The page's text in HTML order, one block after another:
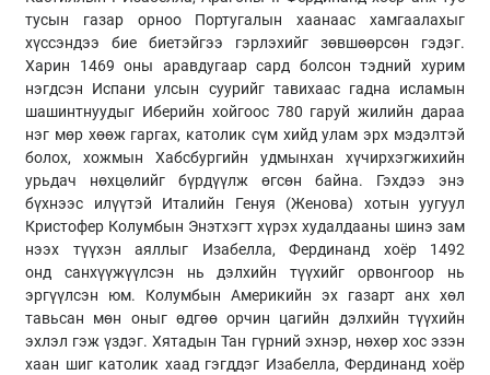
тусын газар орноо Португалын хаанаас хамгаалахыг
хүссэндээ бие биетэйгээ гэрлэхийг зөвшөөрсөн гэдэг.
Харин 1469 оны аравдугаар сард болсон тэдний хурим
нэгдсэн Испани улсын суурийг тавихаас гадна исламын
шашинтнуудыг Иберийн хойгоос 780 гаруй жилийн дараа
нэг мөр хөөж гаргах, католик сүм хийд улам эрх мэдэлтэй
болох, хожмын Хабсбургийн удмынхан хүчирхэгжихийн
урьдач нөхцөлийг бүрдүүлж өгсөн байна. Гэхдээ энэ
бүхнээс илүүтэй Италийн Генуя (Женова) хотын уугуул
Кристофер Колумбын Энэтхэгт хүрэх худалдааны шинэ зам
нээх түүхэн аяллыг Изабелла, Фердинанд хоёр 1492
онд санхүүжүүлсэн нь дэлхийн түүхийг орвонгоор нь
эргүүлсэн юм. Колумбын Америкийн эх газарт анх хөл
тавьсан мөн оныг өдгөө орчин цагийн дэлхийн түүхийн
эхлэл гэж үздэг. Хятадын Тан гүрний эхнэр, нөхөр хос эзэн
хаан шиг католик хаад гэгддэг Изабелла, Фердинанд хоёр